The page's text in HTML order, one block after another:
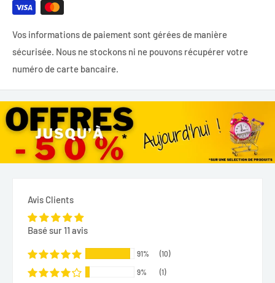
Vos informations de paiement sont gérées de manière
sécurisée. Nous ne stockons ni ne pouvons récupérer votre
numéro de carte bancaire.
Avis Clients
Basé sur 11 avis
91% (10)
9% (1)